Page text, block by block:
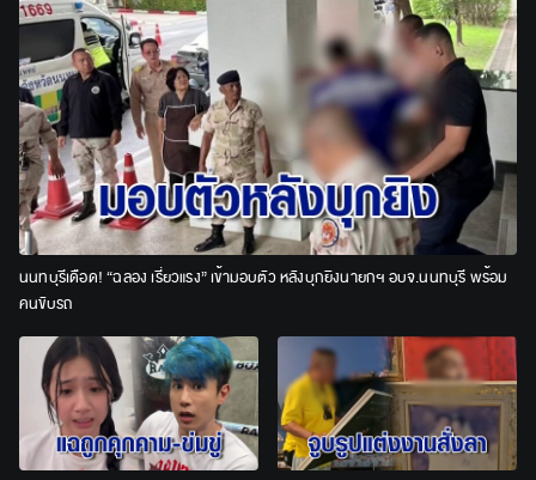
นนทบุรีเดือด! “ฉลอง เรี่ยวแรง” เข้ามอบตัว หลังบุกยิงนายกฯ อบจ.นนทบุรี พร้อม
คนขับรถ